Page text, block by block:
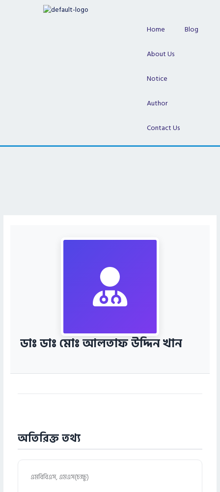
Home Blog
About Us
Notice
Author
Contact Us
ডাঃ ডাঃ মোঃ আলতাফ উদ্দিন খান
অতিরিক্ত তথ্য
এমবিবিএস, এমএস(চক্ষু)